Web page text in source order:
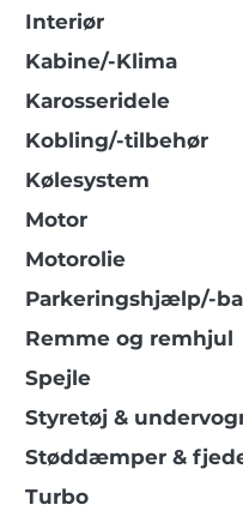
Interiør
Kabine/-Klima
Karosseridele
Kobling/-tilbehør
Kølesystem
Motor
Motorolie
Parkeringshjælp/-
Remme og remhjul
Spejle
Styretøj &
Støddæmper &
Turbo